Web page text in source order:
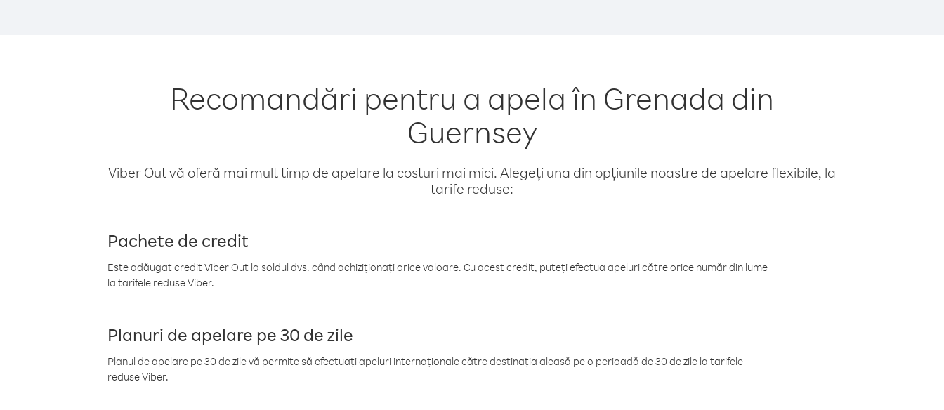
Recomandări pentru a apela în Grenada din
Guernsey
Viber Out vă oferă mai mult timp de apelare la costuri mai mici. Alegeți una din opțiunile noastre de apelare flexibile, la
tarife reduse:
Pachete de credit
Este adăugat credit Viber Out la soldul dvs. când achiziționați orice valoare. Cu acest credit, puteți efectua apeluri către orice număr din lume
la tarifele reduse Viber.
Planuri de apelare pe 30 de zile
Planul de apelare pe 30 de zile vă permite să efectuați apeluri internaționale către destinația aleasă pe o perioadă de 30 de zile la tarifele
reduse Viber.